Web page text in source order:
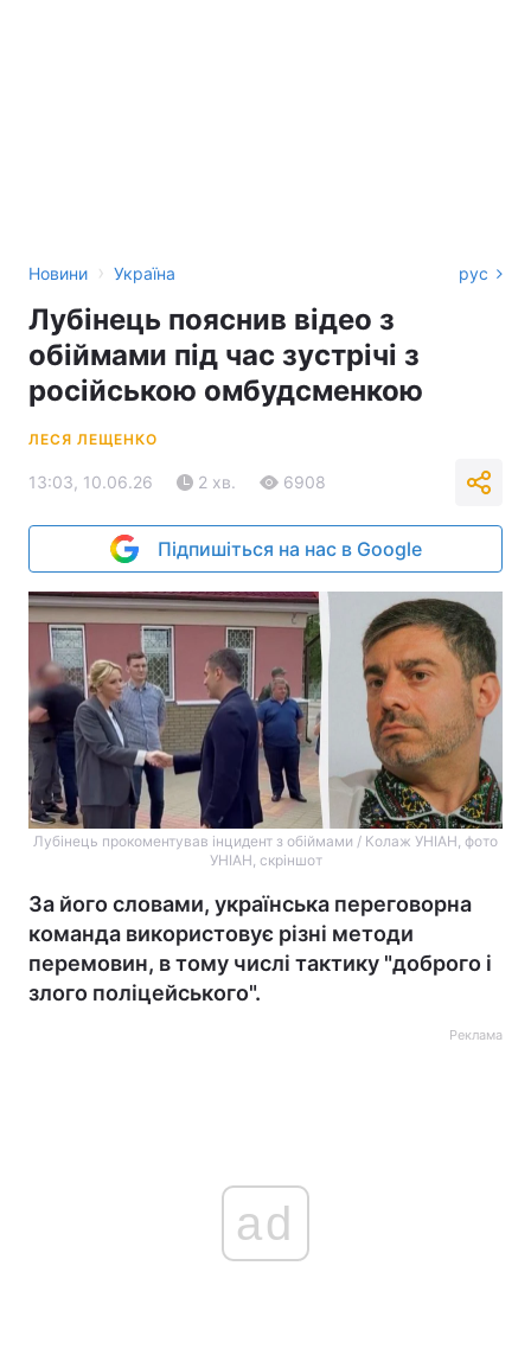
Новини › Україна рус
Лубінець пояснив відео з
обіймами під час зустрічі з
російською омбудсменкою
ЛЕСЯ ЛЕЩЕНКО
13:03, 10.06.26 2 хв. 6908
Підпишіться на нас в Google
Лубінець прокоментував інцидент з обіймами / Колаж УНІАН, фото
УНІАН, скріншот
За його словами, українська переговорна
команда використовує різні методи
перемовин, в тому числі тактику "доброго і
злого поліцейського".
Реклама
ad